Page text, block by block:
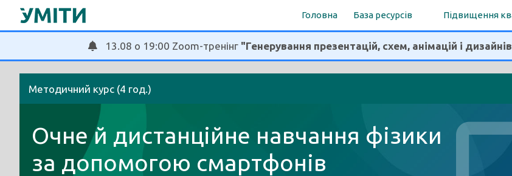
Перейти
Головна База ресурсів Підвищення
13.08 о 19:00 Zoom-тренінг "Генерування презентацій, схем, анімацій і
Методичний курс (4 год.)
Очне й дистанційне навчання фізики
за допомогою смартфонів